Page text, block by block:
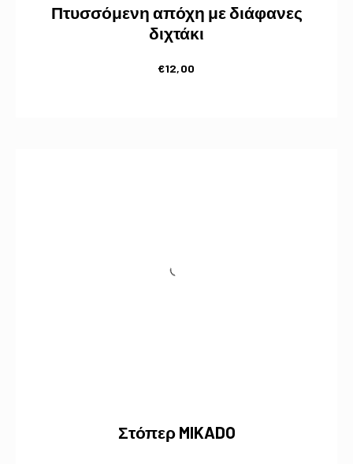
Πτυσσόμενη απόχη με διάφανες
διχτάκι
€12,00
Στόπερ MIKADO